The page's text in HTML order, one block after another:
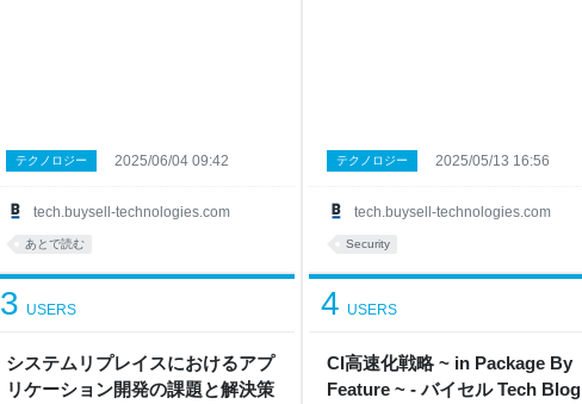
tech.buysell-technologies.com
テクノロジー 2025/06/04 09:42
あとで読む
tech.buysell-technologies.com
テクノロジー 2025/05/13 16:56
Security
システムリプレイスにおけるアプ
リケーション開発の課題と解決策
3 USERS
CI高速化戦略 ~ in Package By
Feature ~ - バイセル Tech Blog
4 USERS